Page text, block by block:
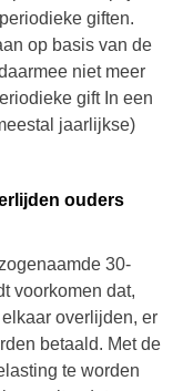
giften.
op basis van de
niet meer
gift In een
jaarlijkse)
ouders
30-
voorkomen dat,
overlijden, er
betaald. Met de
te worden